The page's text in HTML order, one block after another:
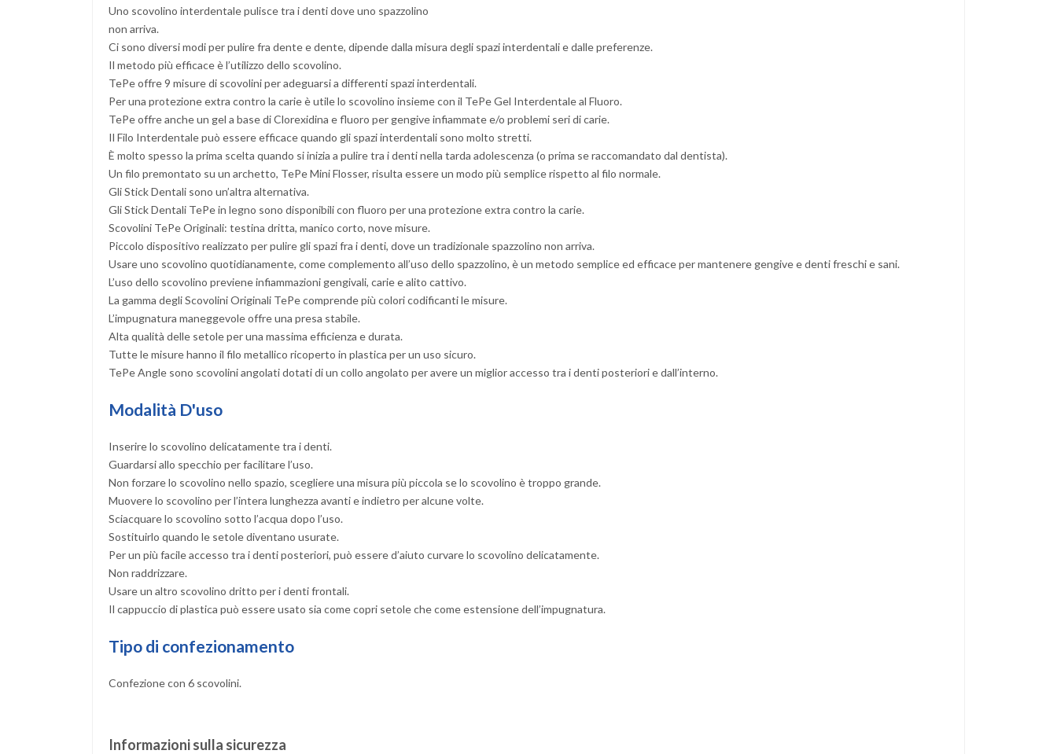
Uno scovolino interdentale pulisce tra i denti dove uno spazzolino
non arriva.
Ci sono diversi modi per pulire fra dente e dente, dipende dalla misura degli spazi interdentali e dalle preferenze.
Il metodo più efficace è l’utilizzo dello scovolino.
TePe offre 9 misure di scovolini per adeguarsi a differenti spazi interdentali.
Per una protezione extra contro la carie è utile lo scovolino insieme con il TePe Gel Interdentale al Fluoro.
TePe offre anche un gel a base di Clorexidina e fluoro per gengive infiammate e/o problemi seri di carie.
Il Filo Interdentale può essere efficace quando gli spazi interdentali sono molto stretti.
È molto spesso la prima scelta quando si inizia a pulire tra i denti nella tarda adolescenza (o prima se raccomandato dal dentista).
Un filo premontato su un archetto, TePe Mini Flosser, risulta essere un modo più semplice rispetto al filo normale.
Gli Stick Dentali sono un’altra alternativa.
Gli Stick Dentali TePe in legno sono disponibili con fluoro per una protezione extra contro la carie.
Scovolini TePe Originali: testina dritta, manico corto, nove misure.
Piccolo dispositivo realizzato per pulire gli spazi fra i denti, dove un tradizionale spazzolino non arriva.
Usare uno scovolino quotidianamente, come complemento all’uso dello spazzolino, è un metodo semplice ed efficace per mantenere gengive e denti freschi e sani.
L’uso dello scovolino previene infiammazioni gengivali, carie e alito cattivo.
La gamma degli Scovolini Originali TePe comprende più colori codificanti le misure.
L’impugnatura maneggevole offre una presa stabile.
Alta qualità delle setole per una massima efficienza e durata.
Tutte le misure hanno il filo metallico ricoperto in plastica per un uso sicuro.
TePe Angle sono scovolini angolati dotati di un collo angolato per avere un miglior accesso tra i denti posteriori e dall’interno.
Modalità D'uso
Inserire lo scovolino delicatamente tra i denti.
Guardarsi allo specchio per facilitare l’uso.
Non forzare lo scovolino nello spazio, scegliere una misura più piccola se lo scovolino è troppo grande.
Muovere lo scovolino per l’intera lunghezza avanti e indietro per alcune volte.
Sciacquare lo scovolino sotto l’acqua dopo l’uso.
Sostituirlo quando le setole diventano usurate.
Per un più facile accesso tra i denti posteriori, può essere d’aiuto curvare lo scovolino delicatamente.
Non raddrizzare.
Usare un altro scovolino dritto per i denti frontali.
Il cappuccio di plastica può essere usato sia come copri setole che come estensione dell’impugnatura.
Tipo di confezionamento
Confezione con 6 scovolini.
Informazioni sulla sicurezza